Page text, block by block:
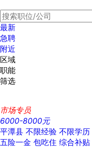
最新
急聘
附近
区域
职能
筛选
市场专员
6000-8000元
平潭县 不限经验 不限学历
五险一金 包吃住 综合补贴